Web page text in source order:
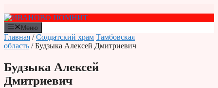
к
содержимому
Меню
Главная /Солдатский храм Тамбовская
область / Будзыка Алексей Дмитриевич
Будзыка Алексей
Дмитриевич